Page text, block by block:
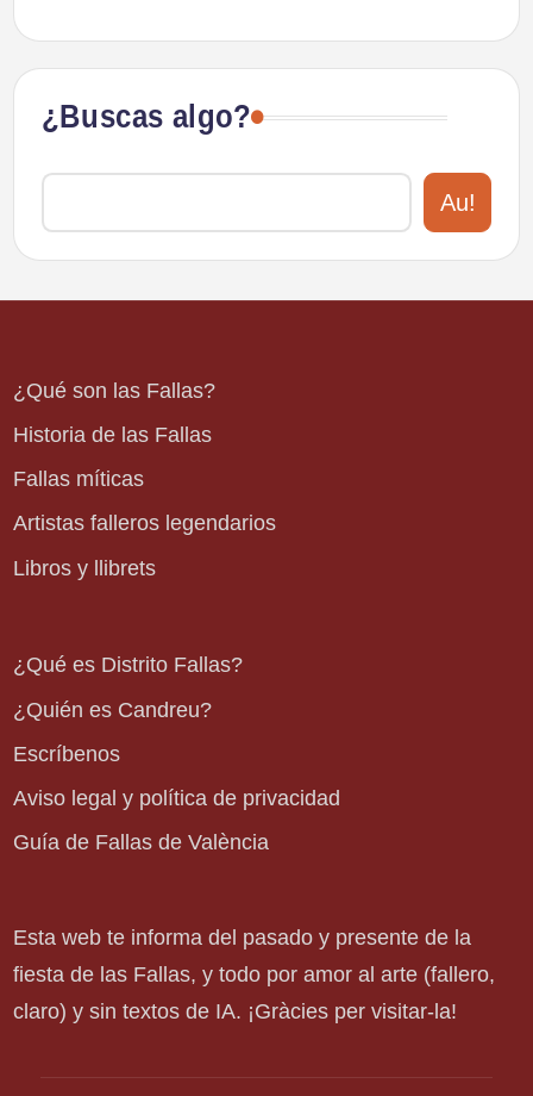
¿Buscas algo?
Au!
¿Qué son las Fallas?
Historia de las Fallas
Fallas míticas
Artistas falleros legendarios
Libros y llibrets
¿Qué es Distrito Fallas?
¿Quién es Candreu?
Escríbenos
Aviso legal y política de privacidad
Guía de Fallas de València
Esta web te informa del pasado y presente de la
fiesta de las Fallas, y todo por amor al arte (fallero,
claro) y sin textos de IA. ¡Gràcies per visitar-la!